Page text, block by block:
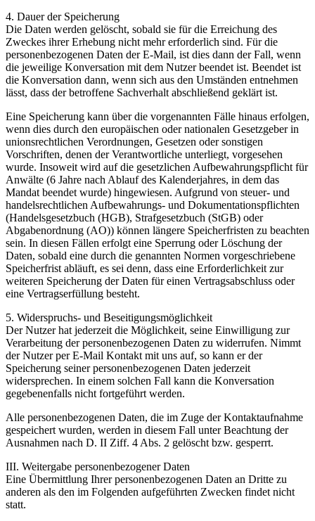
4. Dauer der Speicherung
Die Daten werden gelöscht, sobald sie für die Erreichung des
Zweckes ihrer Erhebung nicht mehr erforderlich sind. Für die
personenbezogenen Daten der E-Mail, ist dies dann der Fall, wenn
die jeweilige Konversation mit dem Nutzer beendet ist. Beendet ist
die Konversation dann, wenn sich aus den Umständen entnehmen
lässt, dass der betroffene Sachverhalt abschließend geklärt ist.
Eine Speicherung kann über die vorgenannten Fälle hinaus erfolgen,
wenn dies durch den europäischen oder nationalen Gesetzgeber in
unionsrechtlichen Verordnungen, Gesetzen oder sonstigen
Vorschriften, denen der Verantwortliche unterliegt, vorgesehen
wurde. Insoweit wird auf die gesetzlichen Aufbewahrungspflicht für
Anwälte (6 Jahre nach Ablauf des Kalenderjahres, in dem das
Mandat beendet wurde) hingewiesen. Aufgrund von steuer- und
handelsrechtlichen Aufbewahrungs- und Dokumentationspflichten
(Handelsgesetzbuch (HGB), Strafgesetzbuch (StGB) oder
Abgabenordnung (AO)) können längere Speicherfristen zu beachten
sein. In diesen Fällen erfolgt eine Sperrung oder Löschung der
Daten, sobald eine durch die genannten Normen vorgeschriebene
Speicherfrist abläuft, es sei denn, dass eine Erforderlichkeit zur
weiteren Speicherung der Daten für einen Vertragsabschluss oder
eine Vertragserfüllung besteht.
5. Widerspruchs- und Beseitigungsmöglichkeit
Der Nutzer hat jederzeit die Möglichkeit, seine Einwilligung zur
Verarbeitung der personenbezogenen Daten zu widerrufen. Nimmt
der Nutzer per E-Mail Kontakt mit uns auf, so kann er der
Speicherung seiner personenbezogenen Daten jederzeit
widersprechen. In einem solchen Fall kann die Konversation
gegebenenfalls nicht fortgeführt werden.
Alle personenbezogenen Daten, die im Zuge der Kontaktaufnahme
gespeichert wurden, werden in diesem Fall unter Beachtung der
Ausnahmen nach D. II Ziff. 4 Abs. 2 gelöscht bzw. gesperrt.
III. Weitergabe personenbezogener Daten
Eine Übermittlung Ihrer personenbezogenen Daten an Dritte zu
anderen als den im Folgenden aufgeführten Zwecken findet nicht
statt.